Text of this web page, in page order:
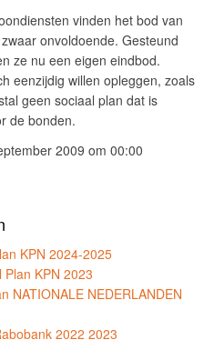
vinden het bod van
onvoldoende. Gesteund
ze nu een eigen eindbod.
eenzijdig willen opleggen, zoals
geen sociaal plan dat is
de bonden.
2009 om 00:00
KPN 2024-2025
Plan KPN 2023
NATIONALE NEDERLANDEN
2022 2023